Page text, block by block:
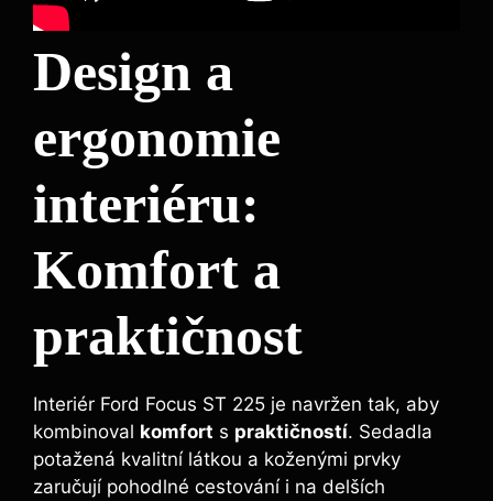
Design a
ergonomie
interiéru:
Komfort a
praktičnost
Interiér Ford Focus ST 225 je navržen tak, aby
kombinoval komfort s praktičností. Sedadla
potažená kvalitní látkou a koženými prvky
zaručují pohodlné cestování i na delších